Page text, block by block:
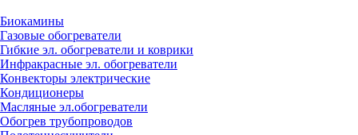
Биокамины
Газовые обогреватели
Гибкие эл. обогреватели и коврики
Инфракрасные эл. обогреватели
Конвекторы электрические
Кондиционеры
Масляные эл.обогреватели
Обогрев трубопроводов